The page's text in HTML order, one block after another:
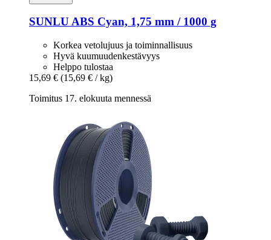
SUNLUABS Cyan, 1,75 mm / 1000 g
Korkea vetolujuus ja toiminnallisuus
Hyvä kuumuudenkestävyys
Helppo tulostaa
15,69 € (15,69 € / kg)
Toimitus 17. elokuuta mennessä